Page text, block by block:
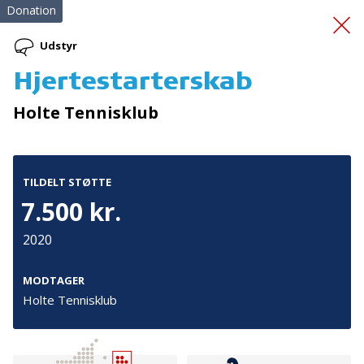
Førstehjælpskurser
Donation
Udstyr
Hjertestarterskab
Holte Tennisklub
TILDELT STØTTE
7.500 kr.
2020
MODTAGER
Holte Tennisklub
Tilmeld nyhedsbrev
De seneste nyheder om TrygFondens og TryghedsGruppens
aktiviteter direkte i din indbakke.
Tilmeld